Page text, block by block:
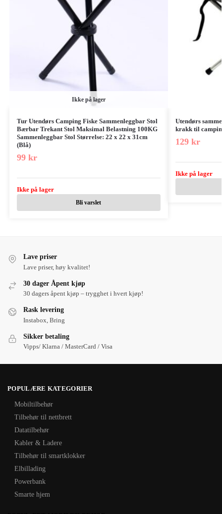
Ikke på lager
Tur Utendørs Camping Fiske Sammenleggbar Stol
Bærbar Trekant Stol Maksimal Belastning 100KG
Sammenleggbar Stol Størrelse: 22 x 22 x 31cm
(Blå)
99 kr
Ikke på lager
Bli varslet
Utendørs
krakk til
129 kr
Ikke på lager
Lave priser
Lave priser, høy kvalitet!
30 dager Åpent kjøp
30 dagers åpent kjøp – trygghet i hvert kjøp!
Rask levering
Instabox, Bring
Sikker betaling
Vipps/ Klarna / MasterCard / Visa
POPULÆRE KATEGORIER
Mobiltilbehør
Tilbehør til nettbrett
Datatilbehør
Kabler & Ladere
Tilbehør til smartklokker
Elbillading
Powerbank
Smarte hjem